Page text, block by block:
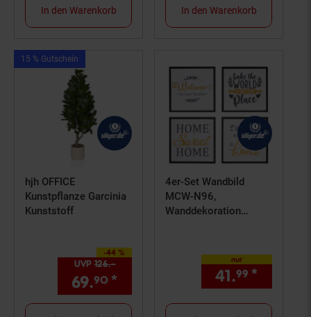
In den Warenkorb In den Warenkorb
hjh OFFICE
Kunstpflanze Garcinia
Kunststoff
-44 %
Sie Sparen 44 Prozent,
UVP126.–UVP : 126,–€
69.90 * Aktueller Preis: 69,
15 % Gutschein
Artikel15
%
Gutschein
4er-Set Wandbild
MCW-N96,
Wanddekoration
World Family, Holz
Leinwand 30x30cm
nur
41.99 *